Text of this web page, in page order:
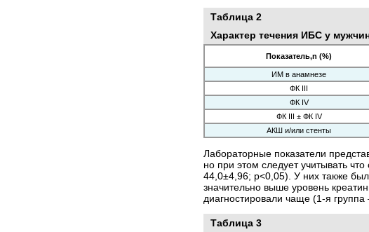
Таблица 2
Характер течения ИБС у
Показатель,n (%)
ИМ в анамнезе
ФК ІІІ
ФК ІV
ФК ІІІ ± ФК ІV
АКШ и/или стенты
Лабораторные показатели
но при этом следует учитывать
44,0±4,96; р<0,05). У них также
значительно выше уровень
диагностировали чаще (1-я
Таблица 3